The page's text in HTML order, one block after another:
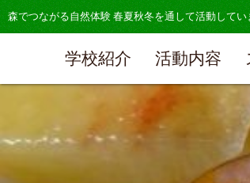
森でつながる自然体験 春夏秋冬を通して活動してい
学校紹介 活動内容